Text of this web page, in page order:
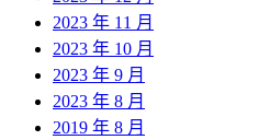
2023 年 11 月
2023 年 10 月
2023 年 9 月
2023 年 8 月
2019 年 8 月